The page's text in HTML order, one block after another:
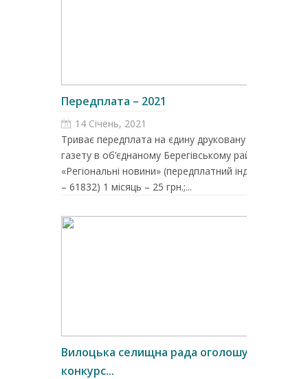
Передплата – 2021
14 Січень, 2021
Триває передплата на єдину друковану
газету в об’єднаному Берегівському районі
«Регіональні новини» (передплатний індекс
– 61832) 1 місяць – 25 грн.;...
Вилоцька селищна рада оголошує
конкурс...